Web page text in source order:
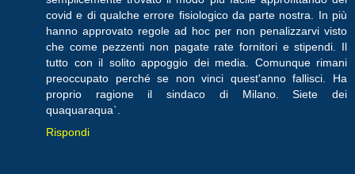
covid e di qualche errore fisiologico da parte nostra. In più
hanno approvato regole ad hoc per non penalizzarvi visto
che come pezzenti non pagate rate fornitori e stipendi. Il
tutto con il solito appoggio dei media. Comunque rimani
preoccupato perché se non vinci quest'anno fallisci. Ha
proprio ragione il sindaco di Milano. Siete dei
quaquaraqua`.
Rispondi